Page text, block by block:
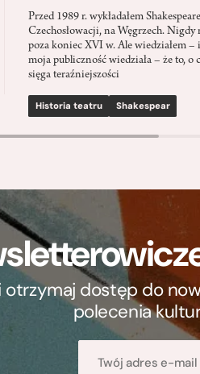
Przed 1989 r. wykładałem
Czechosłowacji, na Węgrzech. Nigdy
poza koniec XVI w. Ale wiedziałem –
moja publiczność wiedziała – że to, o
sięga teraźniejszości
Historia teatru Shakespear
otrzymaj dostęp do
polecenia